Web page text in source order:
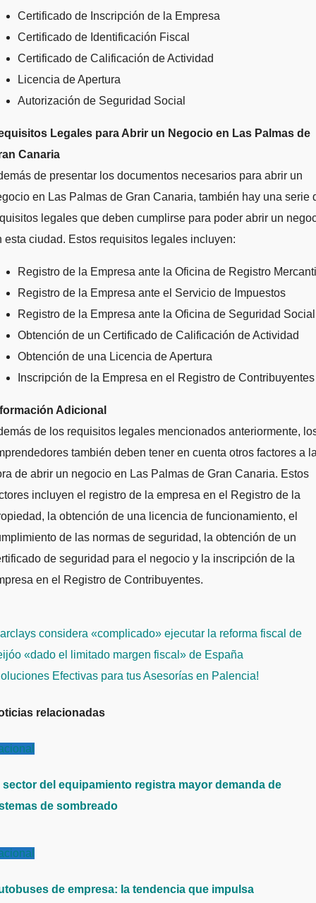
Certificado de Inscripción de la Empresa
Certificado de Identificación Fiscal
Certificado de Calificación de Actividad
Licencia de Apertura
Autorización de Seguridad Social
Legales para Abrir un Negocio en Las Palmas de
Canaria
de presentar los documentos necesarios para abrir un
en Las Palmas de Gran Canaria, también hay una serie
legales que deben cumplirse para poder abrir un
esta ciudad. Estos requisitos legales incluyen:
Registro de la Empresa ante la Oficina de Registro
Registro de la Empresa ante el Servicio de Impuestos
Registro de la Empresa ante la Oficina de Seguridad Social
Obtención de un Certificado de Calificación de Actividad
Obtención de una Licencia de Apertura
Inscripción de la Empresa en el Registro de Contribuyentes
Adicional
de los requisitos legales mencionados anteriormente,
también deben tener en cuenta otros factores a
de abrir un negocio en Las Palmas de Gran Canaria. Estos
incluyen el registro de la empresa en el Registro de la
la obtención de una licencia de funcionamiento, el
de las normas de seguridad, la obtención de un
de seguridad para el negocio y la inscripción de la
en el Registro de Contribuyentes.
considera «complicado» ejecutar la reforma fiscal de
«dado el limitado margen fiscal» de España
Efectivas para tus Asesorías en Palencia!
relacionadas
sector del equipamiento registra mayor demanda de
de sombreado
de empresa: la tendencia que impulsa